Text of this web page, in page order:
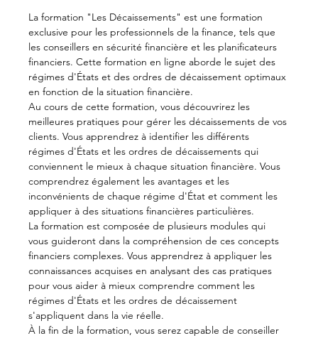
La formation "Les Décaissements" est une formation
exclusive pour les professionnels de la finance, tels que
les conseillers en sécurité financière et les planificateurs
financiers. Cette formation en ligne aborde le sujet des
régimes d'États et des ordres de décaissement optimaux
en fonction de la situation financière.
Au cours de cette formation, vous découvrirez les
meilleures pratiques pour gérer les décaissements de vos
clients. Vous apprendrez à identifier les différents
régimes d'États et les ordres de décaissements qui
conviennent le mieux à chaque situation financière. Vous
comprendrez également les avantages et les
inconvénients de chaque régime d'État et comment les
appliquer à des situations financières particulières.
La formation est composée de plusieurs modules qui
vous guideront dans la compréhension de ces concepts
financiers complexes. Vous apprendrez à appliquer les
connaissances acquises en analysant des cas pratiques
pour vous aider à mieux comprendre comment les
régimes d'États et les ordres de décaissement
s'appliquent dans la vie réelle.
À la fin de la formation, vous serez capable de conseiller